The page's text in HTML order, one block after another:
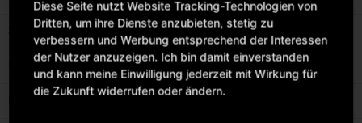
Shop Service
Informationen
Newsletter
Diese Seite nutzt Website Tracking-Technologien von
Dritten, um ihre Dienste anzubieten, stetig zu
verbessern und Werbung entsprechend der Interessen
der Nutzer anzuzeigen. Ich bin damit einverstanden
und kann meine Einwilligung jederzeit mit Wirkung für
die Zukunft widerrufen oder ändern.